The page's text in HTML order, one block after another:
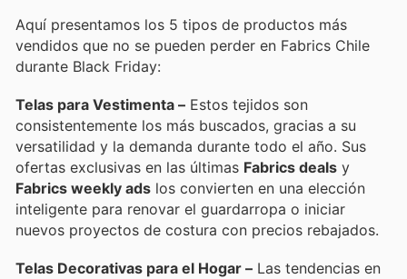
Aquí presentamos los 5 tipos de productos más
vendidos que no se pueden perder en Fabrics Chile
durante Black Friday:
Telas para Vestimenta – Estos tejidos son
consistentemente los más buscados, gracias a su
versatilidad y la demanda durante todo el año. Sus
ofertas exclusivas en las últimas Fabrics deals y
Fabrics weekly ads los convierten en una elección
inteligente para renovar el guardarropa o iniciar
nuevos proyectos de costura con precios rebajados.
Telas Decorativas para el Hogar – Las tendencias en